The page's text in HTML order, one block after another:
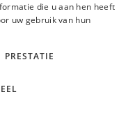
die u aan hen heeft
uw gebruik van hun
PRESTATIE